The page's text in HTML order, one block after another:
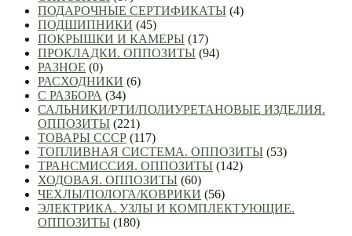
ПОДАРОЧНЫЕ СЕРТИФИКАТЫ (4)
ПОДШИПНИКИ (45)
ПОКРЫШКИ И КАМЕРЫ (17)
ПРОКЛАДКИ. ОППОЗИТЫ (94)
РАЗНОЕ (0)
РАСХОДНИКИ (6)
С РАЗБОРА (34)
САЛЬНИКИ/РТИ/ПОЛИУРЕТАНОВЫЕ ИЗДЕЛИЯ.
ОППОЗИТЫ (221)
ТОВАРЫ СССР (117)
ТОПЛИВНАЯ СИСТЕМА. ОППОЗИТЫ (53)
ТРАНСМИССИЯ. ОППОЗИТЫ (142)
ХОДОВАЯ. ОППОЗИТЫ (60)
ЧЕХЛЫ/ПОЛОГА/КОВРИКИ (56)
ЭЛЕКТРИКА. УЗЛЫ И КОМПЛЕКТУЮЩИЕ.
ОППОЗИТЫ (180)